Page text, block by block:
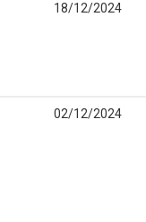
18/12/2024
02/12/2024